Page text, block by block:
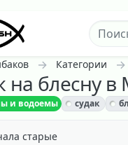
Категории
на блесну
и водоемы судак
старые